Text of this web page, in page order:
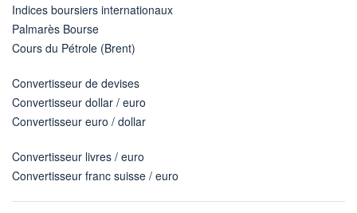
Indices boursiers internationaux
Palmarès Bourse
Cours du Pétrole (Brent)
Convertisseur de devises
Convertisseur dollar / euro
Convertisseur euro / dollar
Convertisseur livres / euro
Convertisseur franc suisse / euro